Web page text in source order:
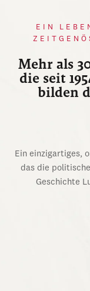
EIN
Mehr als
die seit
bilden
Ein einzigartiges,
das die
Geschichte